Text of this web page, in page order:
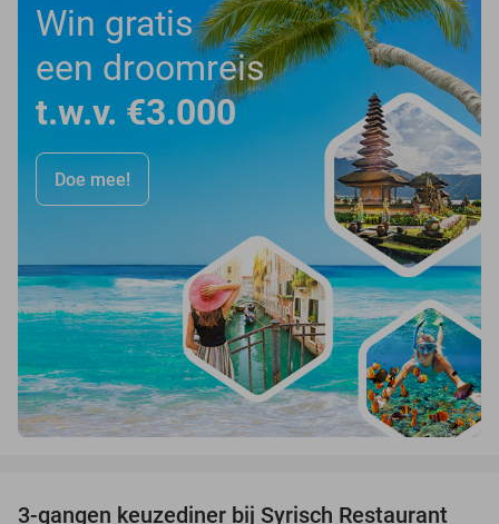
Win gratis
een droomreis
t.w.v. €3.000
Doe mee!
3-gangen keuzediner bij Syrisch Restaurant